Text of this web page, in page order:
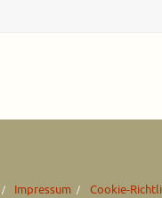
Impressum Cookie-